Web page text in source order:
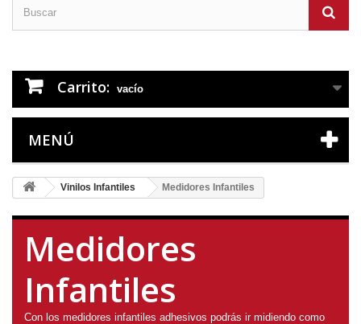
Carrito: vacío
MENÚ
Vinilos Infantiles Medidores Infantiles
Medidores
Infantiles
Con los medidores infantiles adhesivos podrás ir midiendo como